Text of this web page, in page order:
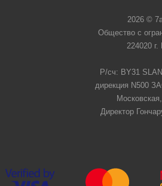
2026 ©
Общество с
224020
Р/сч: BY31
дирекция N500
Директор